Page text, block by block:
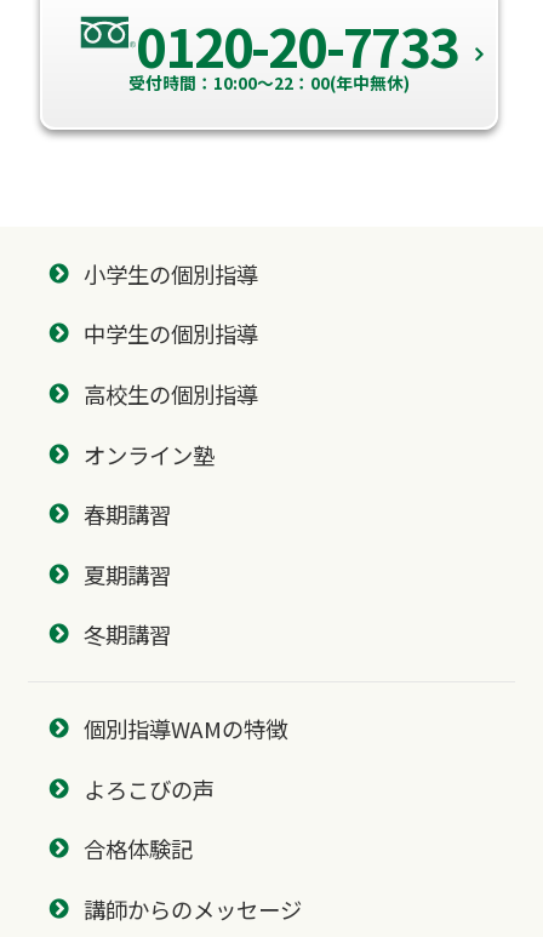
0120-20-7733
受付時間：10:00～22：00(年中無休)
小学生の個別指導
中学生の個別指導
高校生の個別指導
オンライン塾
春期講習
夏期講習
冬期講習
個別指導WAMの特徴
よろこびの声
合格体験記
講師からのメッセージ